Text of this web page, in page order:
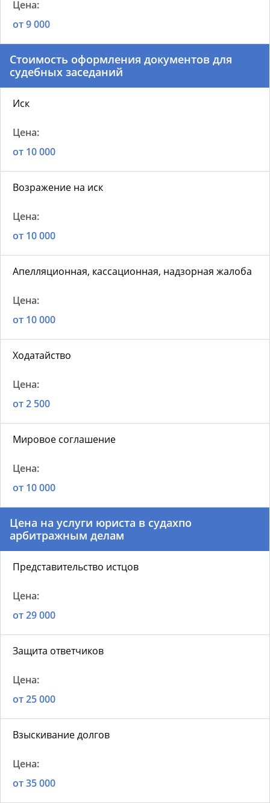
от 9 000
Стоимость оформления документов для
судебных заседаний
Иск
от 10 000
Возражение на иск
от 10 000
Апелляционная, кассационная, надзорная жалоба
от 10 000
Ходатайство
от 2 500
Мировое соглашение
от 10 000
Цена на услуги юриста в судахпо
арбитражным делам
Представительство истцов
от 29 000
Защита ответчиков
от 25 000
Взыскивание долгов
от 35 000